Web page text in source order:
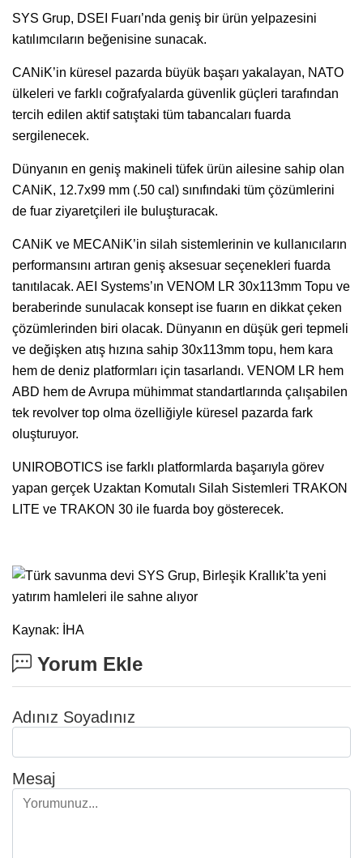
SYS Grup, DSEI Fuarı’nda geniş bir ürün yelpazesini
katılımcıların beğenisine sunacak.
CANiK’in küresel pazarda büyük başarı yakalayan, NATO
ülkeleri ve farklı coğrafyalarda güvenlik güçleri tarafından
tercih edilen aktif satıştaki tüm tabancaları fuarda
sergilenecek.
Dünyanın en geniş makineli tüfek ürün ailesine sahip olan
CANiK, 12.7x99 mm (.50 cal) sınıfındaki tüm çözümlerini
de fuar ziyaretçileri ile buluşturacak.
CANiK ve MECANiK’in silah sistemlerinin ve kullanıcıların
performansını artıran geniş aksesuar seçenekleri fuarda
tanıtılacak. AEI Systems’ın VENOM LR 30x113mm Topu ve
beraberinde sunulacak konsept ise fuarın en dikkat çeken
çözümlerinden biri olacak. Dünyanın en düşük geri tepmeli
ve değişken atış hızına sahip 30x113mm topu, hem kara
hem de deniz platformları için tasarlandı. VENOM LR hem
ABD hem de Avrupa mühimmat standartlarında çalışabilen
tek revolver top olma özelliğiyle küresel pazarda fark
oluşturuyor.
UNIROBOTICS ise farklı platformlarda başarıyla görev
yapan gerçek Uzaktan Komutalı Silah Sistemleri TRAKON
LITE ve TRAKON 30 ile fuarda boy gösterecek.
Kaynak: İHA
Yorum Ekle
Adınız Soyadınız
Mesaj